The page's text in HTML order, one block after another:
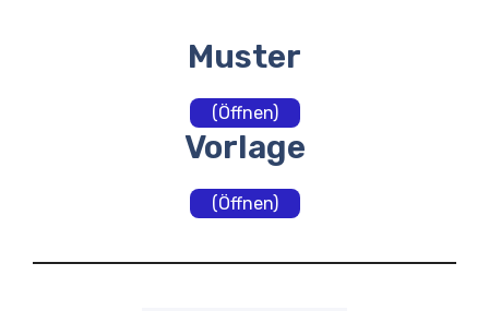
Muster
(Öffnen)
Vorlage
(Öffnen)